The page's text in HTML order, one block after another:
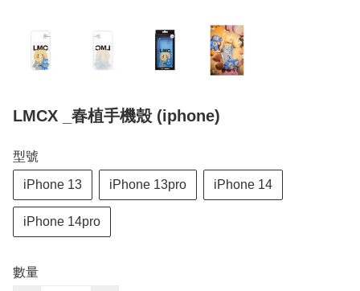
LMCX _春植手機殼 (iphone)
型號
iPhone 13 iPhone 13pro iPhone 14
iPhone 14pro
數量